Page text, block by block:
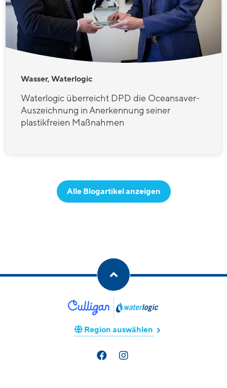
Wasser, Waterlogic
Waterlogic überreicht DPD die Oceansaver-
Auszeichnung in Anerkennung seiner
plastikfreien Maßnahmen
Alle Blogartikel anzeigen
Region auswählen